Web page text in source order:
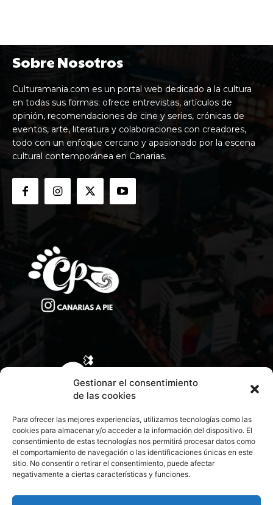
Gestionar el consentimiento
de las cookies
Para ofrecer las mejores experiencias, utilizamos tecnologías como las
cookies para almacenar y/o acceder a la información del dispositivo. El
consentimiento de estas tecnologías nos permitirá procesar datos como
el comportamiento de navegación o las identificaciones únicas en este
sitio. No consentir o retirar el consentimiento, puede afectar
negativamente a ciertas características y funciones.
Sobre Nosotros
Culturamania.com es un portal web dedicado a la cultura
en todas sus formas: ofrece entrevistas, artículos de
opinión, recomendaciones de cine y series, crónicas de
eventos, arte, literatura y colaboraciones con creadores,
todo con un enfoque cercano y apasionado por la escena
cultural contemporánea en Canarias.
CONTACTA CON NOSOTROS